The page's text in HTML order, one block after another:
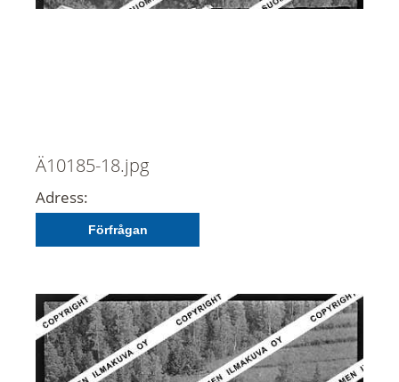
Ä10185-18.jpg
Adress:
Förfrågan